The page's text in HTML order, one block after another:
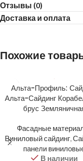
Отзывы (0)
Доставка и оплата
Похожие
Альта-Профиль:
Альта-Сайдинг
брус
Фасадные
Виниловый сайдинг,
панели
В наличии